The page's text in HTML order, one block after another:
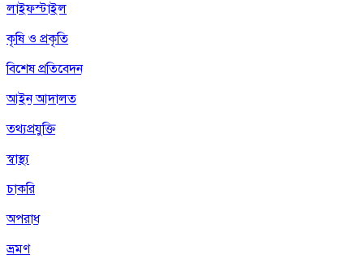
লাইফস্টাইল
কৃষি ও প্রকৃতি
বিশেষ প্রতিবেদন
আইন আদালত
তথ্যপ্রযুক্তি
স্বাস্থ্য
চাকরি
অপরাধ
ভ্রমণ